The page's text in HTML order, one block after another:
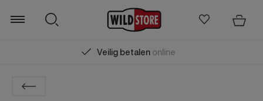
Veilig betalenonline
Zoeken